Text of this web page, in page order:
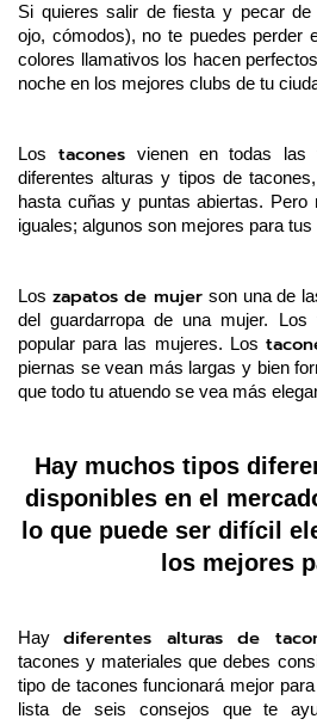
Si quieres salir de fiesta y pecar de
ojo, cómodos), no te puedes perder
colores llamativos los hacen
noche en los mejores clubs de tu
Los tacones vienen en todas las
diferentes alturas y tipos de
hasta cuñas y puntas abiertas.
iguales; algunos son mejores para
Los zapatos de mujer son una de
del guardarropa de una mujer.
popular para las mujeres. Los
piernas se vean más largas y bien
que todo tu atuendo se vea más
Hay muchos tipos
disponibles en el
lo que puede ser difícil
los mejores
Hay diferentes alturas de
tacones y materiales que debes
tipo de tacones funcionará mejor
lista de seis consejos que te